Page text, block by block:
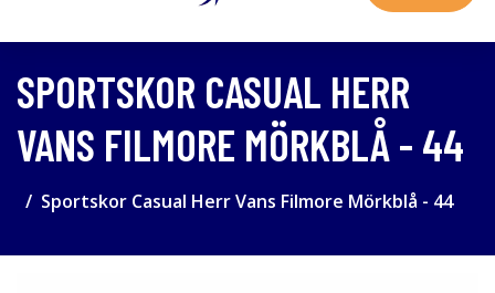
SPORTSKOR CASUAL HERR
VANS FILMORE MÖRKBLÅ - 44
Sportskor Casual Herr Vans Filmore Mörkblå - 44